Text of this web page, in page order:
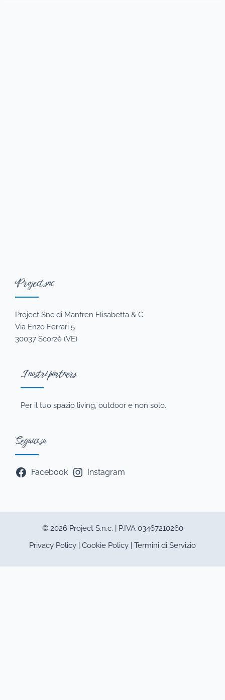
Project snc
Project Snc di Manfren Elisabetta & C.
Via Enzo Ferrari 5
30037 Scorzè (VE)
I nostri partners
Per il tuo spazio living, outdoor e non solo.
Seguici su
Facebook Instagram
© 2026 Project S.n.c. | P.IVA 03467210260
Privacy Policy
Cookie Policy Termini di Servizio